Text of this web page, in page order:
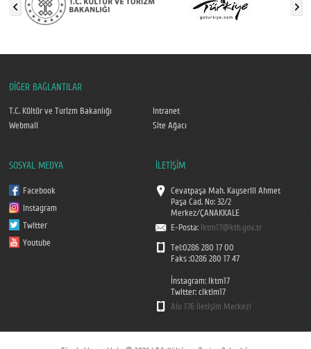
DİĞER BAĞLANTILAR
T.C. Kültür ve Turizm Bakanlığı
Intranet
Webmail
Site Ağacı
SOSYAL MEDYA
Facebook
Instagram
Twitter
Youtube
İLETİŞİM
Cevatpaşa Mah. Kayserili Ahmet
Paşa Cad. No: 32/2
Merkez/ÇANAKKALE
E-Posta: iktm17@ktb.gov.tr
Tel:0286 280 17 00
Faks :0286 280 17 47
İnstagram: iktm17
Twitter: ciktim17
Alo 176 İletişim Merkezi